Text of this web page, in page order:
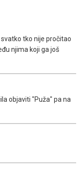
tko nije pročitao
njima koji ga još
objaviti "Puža" pa na